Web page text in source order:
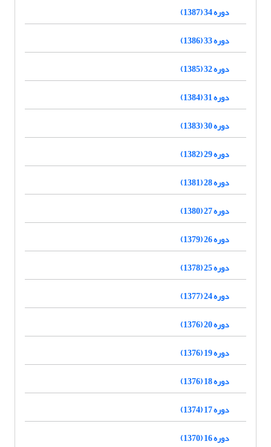
دوره 34 (1387)
دوره 33 (1386)
دوره 32 (1385)
دوره 31 (1384)
دوره 30 (1383)
دوره 29 (1382)
دوره 28 (1381)
دوره 27 (1380)
دوره 26 (1379)
دوره 25 (1378)
دوره 24 (1377)
دوره 20 (1376)
دوره 19 (1376)
دوره 18 (1376)
دوره 17 (1374)
دوره 16 (1370)